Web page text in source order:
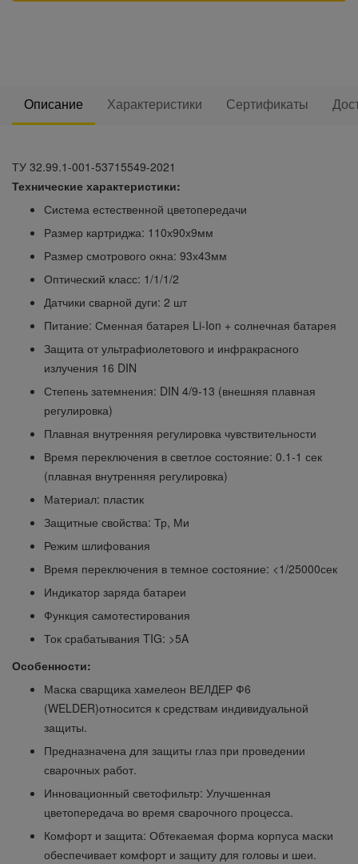
Описание Характеристики Сертификаты
ТУ 32.99.1-001-53715549-2021
Технические характеристики:
Система естественной цветопередачи
Размер картриджа: 110х90х9мм
Размер смотрового окна: 93х43мм
Оптический класс: 1/1/1/2
Датчики сварной дуги: 2 шт
Питание: Сменная батарея Li-Ion + солнечная батарея
Защита от ультрафиолетового и инфракрасного
излучения 16 DIN
Степень затемнения: DIN 4/9-13 (внешняя плавная
регулировка)
Плавная внутренняя регулировка чувствительности
Время переключения в светлое состояние: 0.1-1 сек
(плавная внутренняя регулировка)
Материал: пластик
Защитные свойства: Тр, Ми
Режим шлифования
Время переключения в темное состояние: <1/25000сек
Индикатор заряда батареи
Функция самотестирования
Ток срабатывания TIG: >5A
Особенности:
Маска сварщика хамелеон ВЕЛДЕР Ф6
(WELDER)относится к средствам индивидуальной
защиты.
Предназначена для защиты глаз при проведении
сварочных работ.
Инновационный светофильтр: Улучшенная
цветопередача во время сварочного процесса.
Комфорт и защита: Обтекаемая форма корпуса маски
обеспечивает комфорт и защиту для головы и шеи.